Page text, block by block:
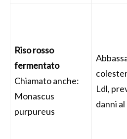
Riso rosso
fermentato
Chiamato anche:
Monascus
purpureus
Ldl,
danni